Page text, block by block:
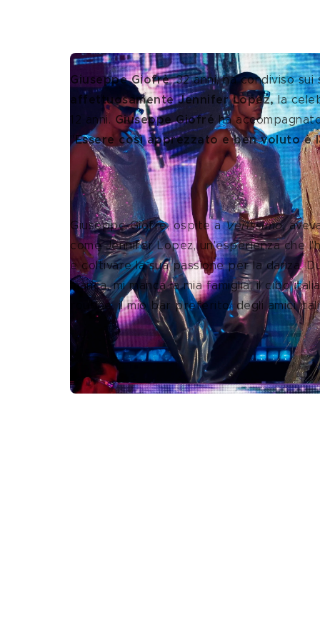
Giuseppe Giofrè, 32 anni, ha condiviso
affettuosamente Jennifer Lopez, la
12 anni. Giuseppe Giofré ha
"Essere così apprezzato e ben voluto è
Giuseppe Giofrè, il legame
Giuseppe Giofrè, ospite a Verissimo,
come Jennifer Lopez, un'esperienza che
e coltivare la sua passione per la danza.
manca, mi manca la mia famiglia, il cibo
routine, il mio bar preferito, degli amici